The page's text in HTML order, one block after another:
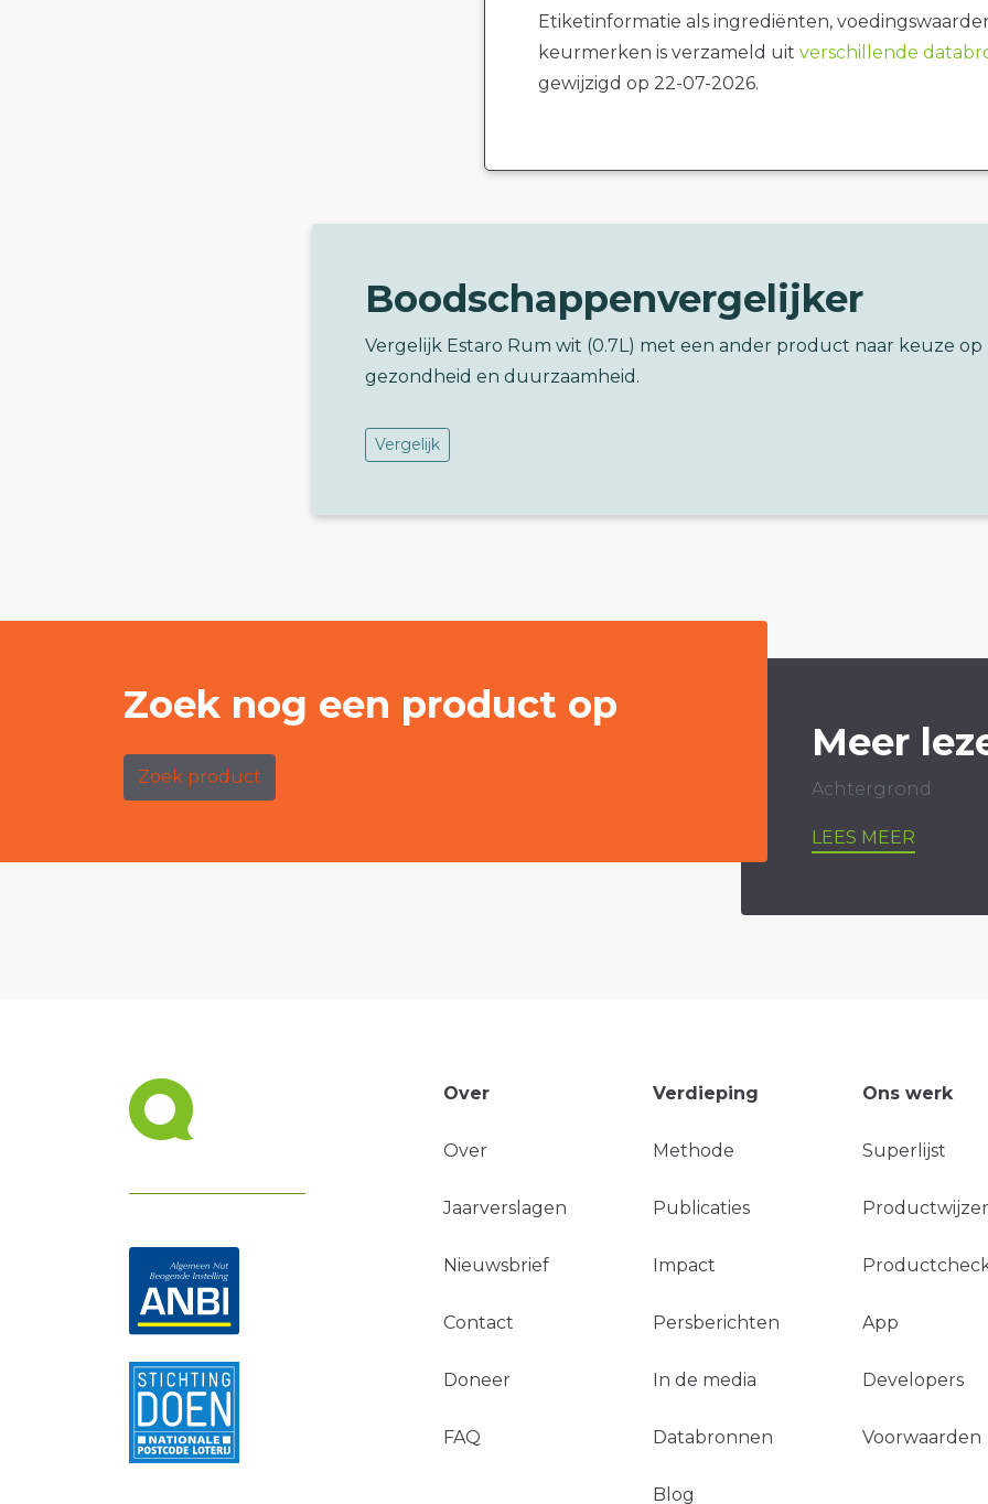
Etiketinformatie als ingrediënten,
keurmerken is verzameld uit verschillende
gewijzigd op 22-07-2026.
Boodschappenvergelijker
Vergelijk Estaro Rum wit (0.7L) met een ander product naar keuze op
gezondheid en duurzaamheid.
Vergelijk
Zoek nog een product op
Zoek product
Meer
Achtergrond
LEES MEER
Over
Over
Jaarverslagen
Nieuwsbrief
Contact
Doneer
FAQ
Verdieping
Methode
Publicaties
Impact
Persberichten
In de media
Databronnen
Blog
Ons werk
Superlijst
App
Developers
Voorwaarden